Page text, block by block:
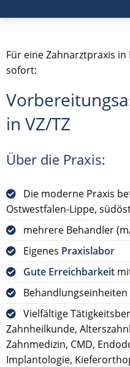
Für eine Zahnarztpraxis
sofort:
in VZ/TZ
Über die Praxis:
Die moderne Praxis
Ostwestfalen-Lippe,
mehrere Behandler
Eigenes Praxislabor
Gute Erreichbarkeit
Behandlungseinheiten
Vielfältige
Zahnheilkunde,
Zahnmedizin, CMD,
Implantologie,